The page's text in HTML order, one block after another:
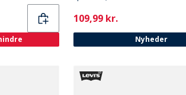
Current
109,99 kr.
Nyheder